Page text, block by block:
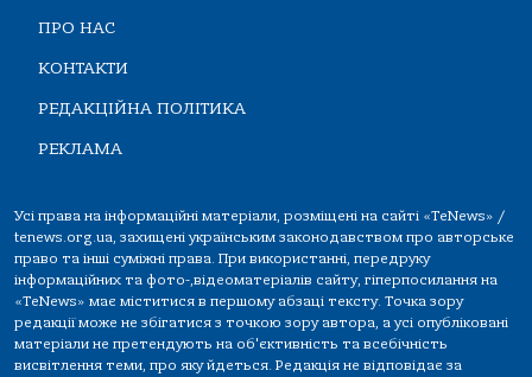
ПРО НАС
КОНТАКТИ
РЕДАКЦІЙНА ПОЛІТИКА
РЕКЛАМА
Усі права на інформаційні матеріали, розміщені на сайті «TeNews» /
tenews.org.ua, захищені українським законодавством про авторське
право та інші суміжні права. При використанні, передруку
інформаційних та фото-,відеоматеріалів сайту, гіперпосилання на
«TeNews» має міститися в першому абзаці тексту. Точка зору
редакції може не збігатися з точкою зору автора, а усі опубліковані
матеріали не претендують на об'єктивність та всебічність
висвітлення теми, про яку йдеться. Редакція не відповідає за